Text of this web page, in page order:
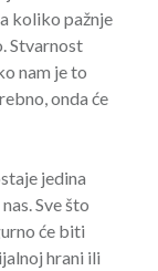
koliko pažnje
Stvarnost
nam je to
onda će
jedina
Sve što
će biti
hrani ili